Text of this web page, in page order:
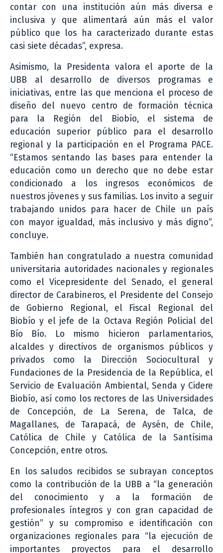
contar con una institución aún más diversa e
inclusiva y que alimentará aún más el valor
público que los ha caracterizado durante estas
casi siete décadas”, expresa.
Asimismo, la Presidenta valora el aporte de la
UBB al desarrollo de diversos programas e
iniciativas, entre las que menciona el proceso de
diseño del nuevo centro de formación técnica
para la Región del Biobío, el sistema de
educación superior público para el desarrollo
regional y la participación en el Programa PACE.
“Estamos sentando las bases para entender la
educación como un derecho que no debe estar
condicionado a los ingresos económicos de
nuestros jóvenes y sus familias. Los invito a seguir
trabajando unidos para hacer de Chile un país
con mayor igualdad, más inclusivo y más digno”,
concluye.
También han congratulado a nuestra comunidad
universitaria autoridades nacionales y regionales
como el Vicepresidente del Senado, el general
director de Carabineros, el Presidente del Consejo
de Gobierno Regional, el Fiscal Regional del
Biobío y el jefe de la Octava Región Policial del
Bío Bío. Lo mismo hicieron parlamentarios,
alcaldes y directivos de organismos públicos y
privados como la Dirección Sociocultural y
Fundaciones de la Presidencia de la República, el
Servicio de Evaluación Ambiental, Senda y Cidere
Biobío, así como los rectores de las Universidades
de Concepción, de La Serena, de Talca, de
Magallanes, de Tarapacá, de Aysén, de Chile,
Católica de Chile y Católica de la Santísima
Concepción, entre otros.
En los saludos recibidos se subrayan conceptos
como la contribución de la UBB a “la generación
del conocimiento y a la formación de
profesionales íntegros y con gran capacidad de
gestión” y su compromiso e identificación con
organizaciones regionales para “la ejecución de
importantes proyectos para el desarrollo